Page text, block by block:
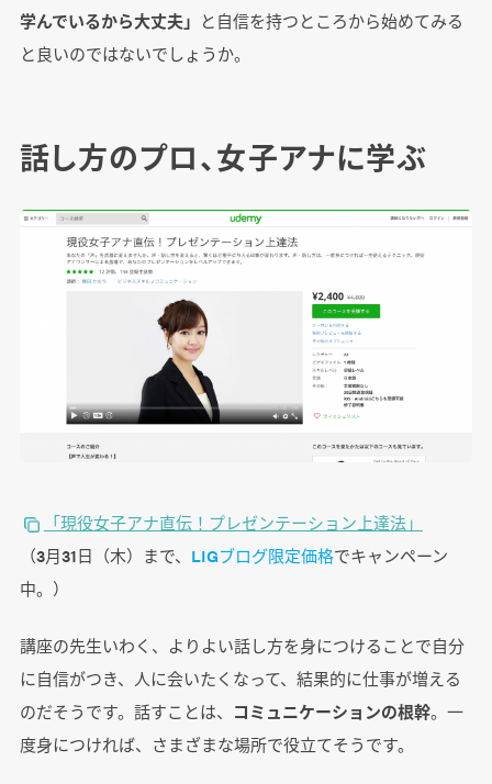
学んでいるから大丈夫」 と自信を持つところから始めてみる
と良いのではないでしょうか。
話し方のプロ、女子アナに学ぶ
「現役女子アナ直伝！プレゼンテーション上達法」
（3月31日（木）まで、 LIGブログ限定価格でキャンペーン
中。）
講座の先生いわく、よりよい話し方を身につけることで自分
に自信がつき、人に会いたくなって、結果的に仕事が増える
のだそうです。話すことは、 コミュニケーションの根幹。一
度身につければ、さまざまな場所で役立てそうです。